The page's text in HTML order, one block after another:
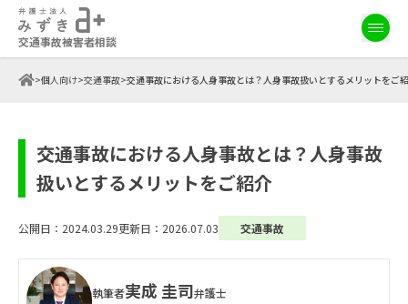
交通事故被害者相談
>個人向け>交通事故>交通事故における人身事故とは？人身事故扱いとするメリットをご
交通事故における人身事故とは？人身事故
扱いとするメリットをご紹介
公開日：2024.03.29更新日：2026.07.03 交通事故
執筆者実成 圭司弁護士